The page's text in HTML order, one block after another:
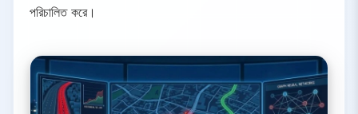
পরিচালিত করে।